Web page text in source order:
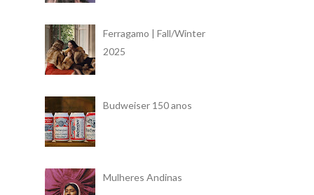
Ferragamo | Fall/Winter
2025
Budweiser 150 anos
Mulheres Andinas